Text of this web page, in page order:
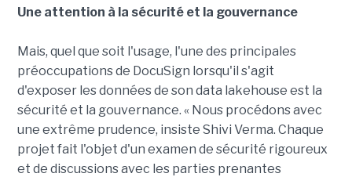
Une attention à la sécurité et la gouvernance
Mais, quel que soit l'usage, l'une des principales
préoccupations de DocuSign lorsqu'il s'agit
d'exposer les données de son data lakehouse est la
sécurité et la gouvernance. « Nous procédons avec
une extrême prudence, insiste Shivi Verma. Chaque
projet fait l'objet d'un examen de sécurité rigoureux
et de discussions avec les parties prenantes